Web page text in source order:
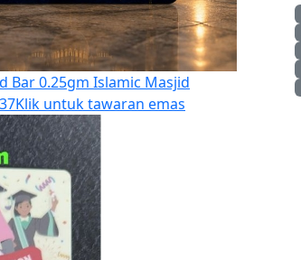
Bar 0.25gm Islamic Masjid
Klik untuk tawaran emas